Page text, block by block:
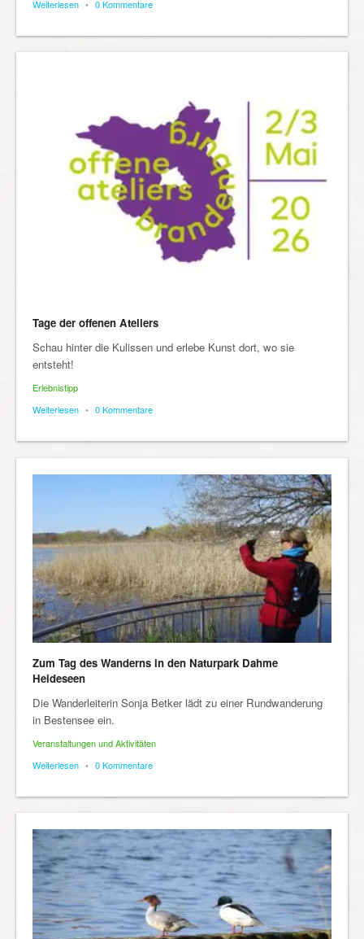
Weiterlesen • 0 Kommentare
Tage der offenen Ateliers
Schau hinter die Kulissen und erlebe Kunst dort, wo sie
entsteht!
Erlebnistipp
Weiterlesen • 0 Kommentare
Zum Tag des Wanderns in den Naturpark Dahme
Heideseen
Die Wanderleiterin Sonja Betker lädt zu einer Rundwanderung
in Bestensee ein.
Veranstaltungen und Aktivitäten
Weiterlesen • 0 Kommentare